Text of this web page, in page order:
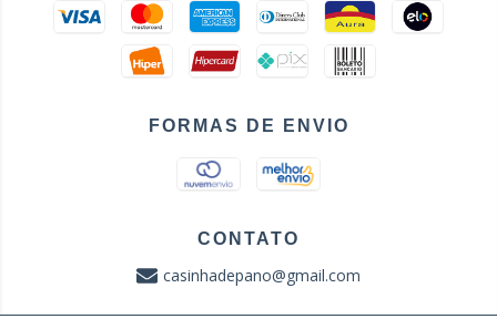
FORMAS DE ENVIO
CONTATO
casinhadepano@gmail.com